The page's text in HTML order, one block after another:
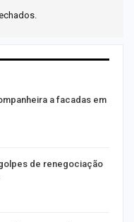
a facadas em
de renegociação